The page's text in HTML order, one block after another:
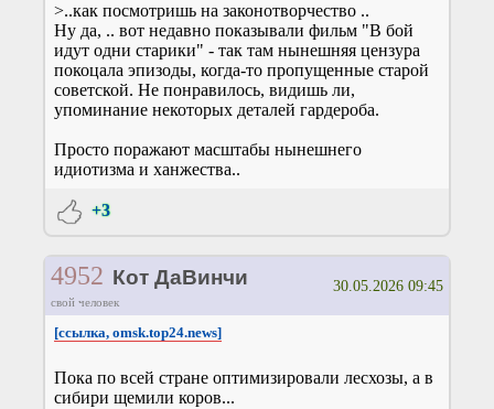
>..как посмотришь на законотворчество ..
Ну да, .. вот недавно показывали фильм "В бой
идут одни старики" - так там нынешняя цензура
покоцала эпизоды, когда-то пропущенные старой
советской. Не понравилось, видишь ли,
упоминание некоторых деталей гардероба.
Просто поражают масштабы нынешнего
идиотизма и ханжества..
+3
4952 Кот ДаВинчи
свой человек
30.05.2026 09:45
[ссылка, omsk.top24.news]
Пока по всей стране оптимизировали лесхозы, а в
сибири щемили коров...